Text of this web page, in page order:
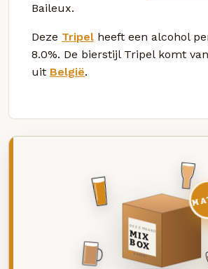
Baileux.
Deze Tripel heeft een alcohol
8.0%. De bierstijl Tripel komt
uit België.
DEZE MAAND
MIX
BOX
8 BIEREN